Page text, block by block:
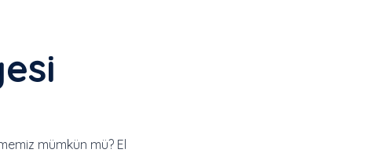
mümkün mü? El